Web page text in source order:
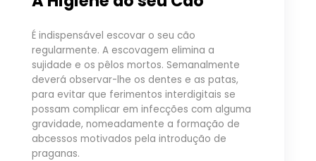
É indispensável escovar o seu cão
regularmente. A escovagem elimina a
sujidade e os pêlos mortos. Semanalmente
deverá observar-lhe os dentes e as patas,
para evitar que ferimentos interdigitais se
possam complicar em infecções com alguma
gravidade, nomeadamente a formação de
abcessos motivados pela introdução de
praganas.